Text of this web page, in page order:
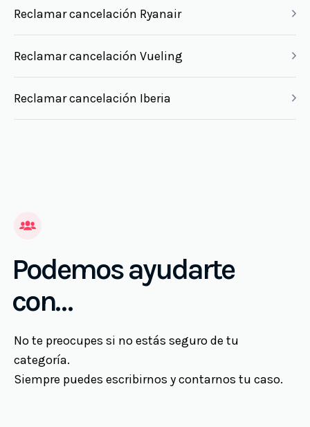
Reclamar cancelación Ryanair
Reclamar cancelación Vueling
Reclamar cancelación Iberia
Podemos ayudarte
con…
No te preocupes si no estás seguro de tu
categoría.
Siempre puedes escribirnos y contarnos tu caso.